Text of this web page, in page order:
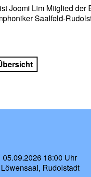
Joomi Lim Mitglied der
Saalfeld-
05.09.2026 18:00 Uhr
Löwensaal, Rudolstadt